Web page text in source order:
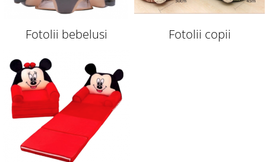
Fotolii bebelusi Fotolii copii